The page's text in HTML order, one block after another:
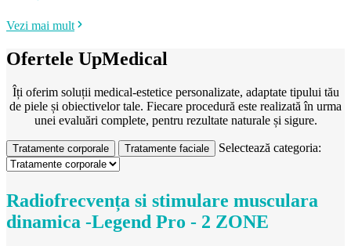
Vezi mai mult
Ofertele UpMedical
Îți oferim soluții medical-estetice personalizate, adaptate tipului tău
de piele și obiectivelor tale. Fiecare procedură este realizată în urma
unei evaluări complete, pentru rezultate naturale și sigure.
Tratamente corporale Tratamente faciale Selectează categoria:
Radiofrecvența si stimulare musculara
dinamica -Legend Pro - 2 ZONE